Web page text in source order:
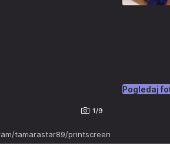
1/9
Pogledaj
tamarastar89/printscreen